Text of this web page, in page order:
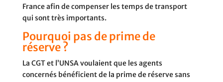
France afin de compenser les temps de transport
qui sont très importants.
Pourquoi pas de prime de
réserve ?
La CGT et l’UNSA voulaient que les agents
concernés bénéficient de la prime de réserve sans